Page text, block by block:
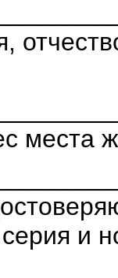
места
серия и